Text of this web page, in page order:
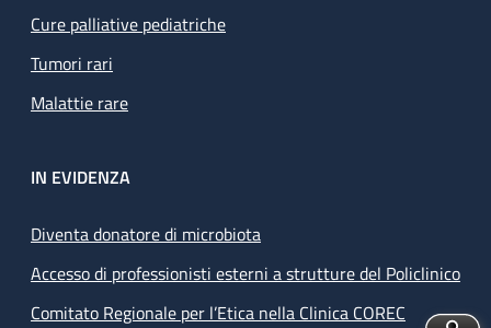
Cure palliative pediatriche
Tumori rari
Malattie rare
IN EVIDENZA
Diventa donatore di microbiota
Accesso di professionisti esterni a strutture del Policlinico
Comitato Regionale per l’Etica nella Clinica COREC